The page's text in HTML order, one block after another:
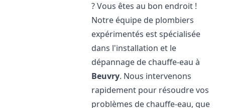
? Vous êtes au bon endroit !
Notre équipe de plombiers
expérimentés est spécialisée
dans l'installation et le
dépannage de chauffe-eau à
Beuvry. Nous intervenons
rapidement pour résoudre vos
problèmes de chauffe-eau, que